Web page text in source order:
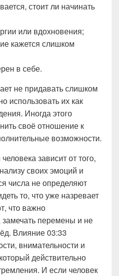
стоит ли начинать
или вдохновения;
кажется слишком
в себе.
не придавать слишком
использовать их как
Иногда этого
своё отношение к
возможности.
зависит от того,
своих эмоций и
числа не определяют
то, что уже назревает
что важно
замечать перемены и не
Влияние 03:33
внимательности и
действительно
И если человек